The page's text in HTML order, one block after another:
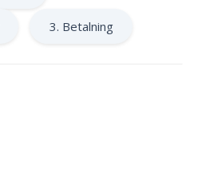
3. Betalning